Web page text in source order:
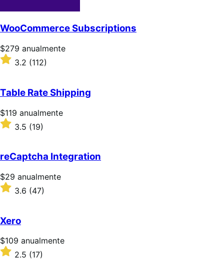
WooCommerce Subscriptions
Precio:
$279/anualmente
$279 anualmente
Valoración:
5
estrellas
3.2 (112)
Table Rate Shipping
Precio:
$119/anualmente
$119 anualmente
Valoración:
3.5
5
estrellas
3.5 (19)
reCaptcha Integration
Precio:
$29/anualmente
$29 anualmente
Valoración:
5
estrellas
3.6 (47)
Xero
Precio:
$109/anualmente
$109 anualmente
Valoración:
2.5 (17)